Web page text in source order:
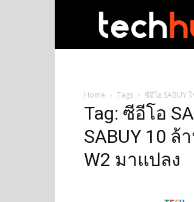
Home Tags ซีอีโอ SABUY
Tag: ซีอีโอ
SABUY 10 ล้
W2 มาแปลง